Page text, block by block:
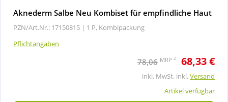
Aknederm Salbe Neu Kombiset für empfindliche Haut
PZN/Art.Nr.: 17150815 | 1 P, Kombipackung
Pflichtangaben
78,06 MRP 2 68,33 €
inkl. MwSt. inkl.Versand
Artikel verfügbar